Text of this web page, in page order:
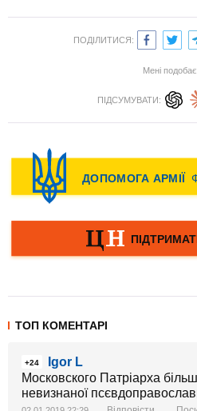
ПОДІЛИТИСЯ:
Мені
ПІДСУМУВАТИ:
ТОП КОМЕНТАРІ
+24
Igor L
Московского Патріарха
невизнаної